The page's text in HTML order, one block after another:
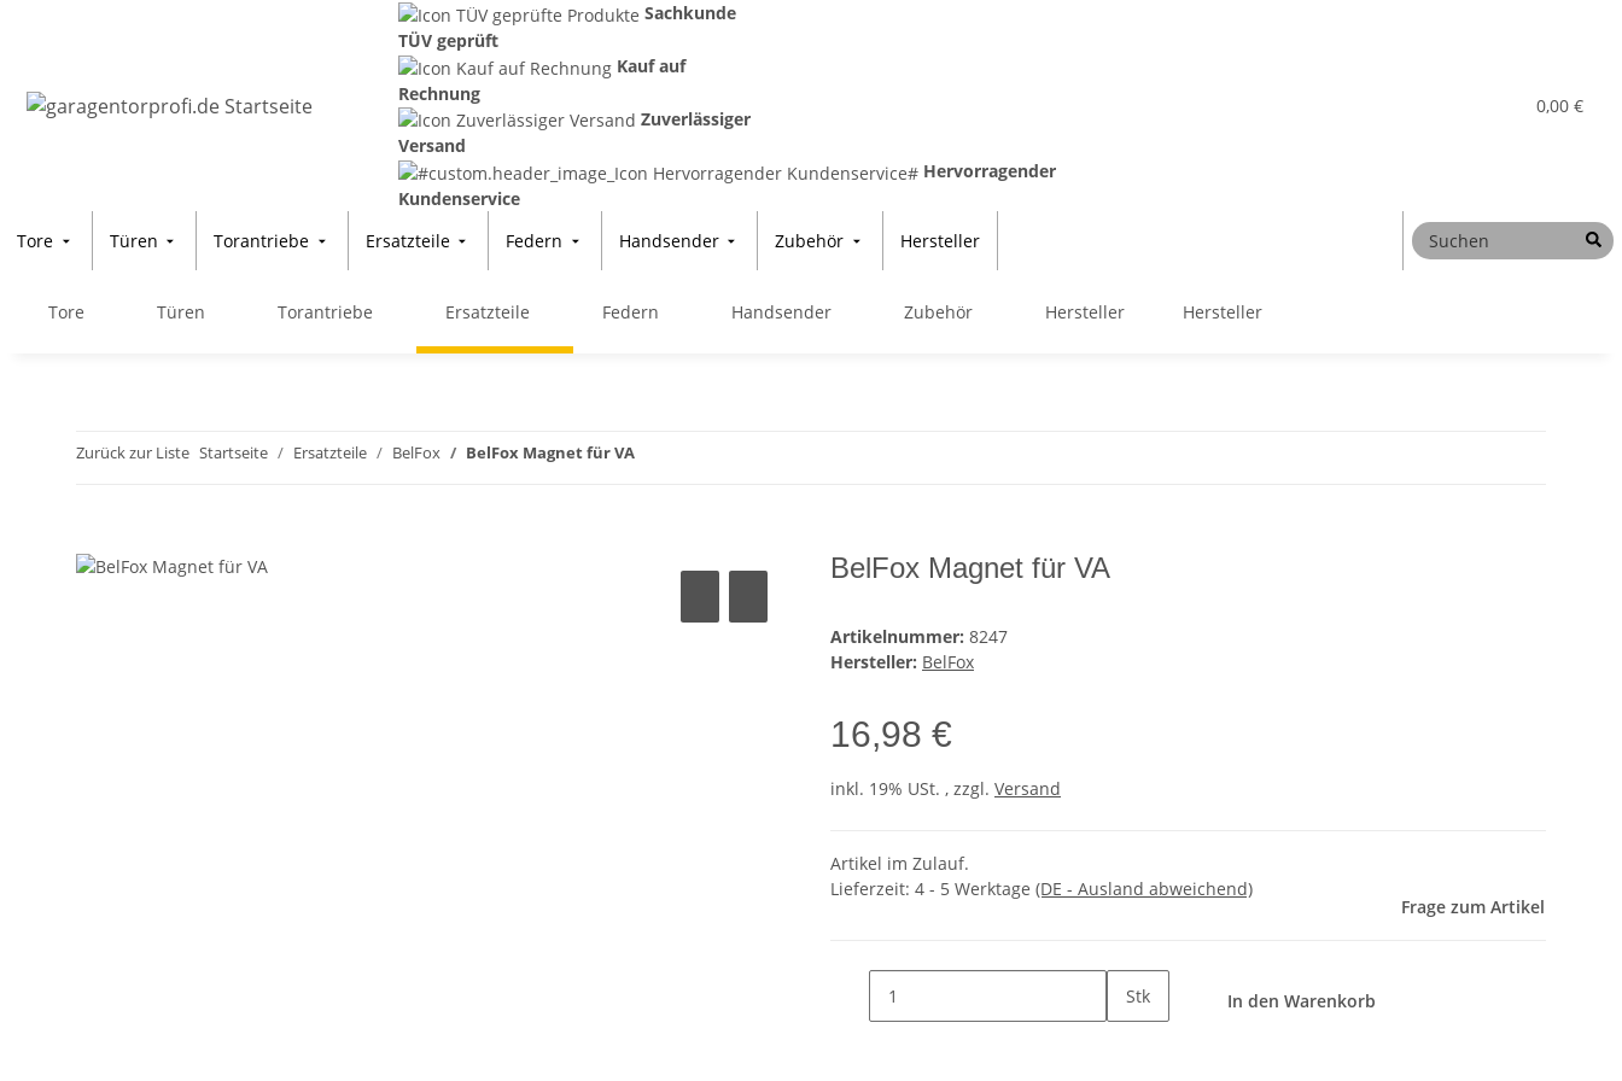
Sachkunde
TÜV geprüft
Kauf auf
Rechnung
Zuverlässiger
Versand
Hervorragender
Kundenservice
0,00 €
Tore Türen Torantriebe Ersatzteile Federn Handsender Zubehör Hersteller
Tore Türen Torantriebe Ersatzteile Federn Handsender Zubehör Hersteller Hersteller
Zurück zur Liste Startseite Ersatzteile BelFox BelFox Magnet für VA
BelFox Magnet für VA
Artikelnummer: 8247
Hersteller: BelFox
16,98 €
inkl. 19% USt. , zzgl. Versand
Artikel im Zulauf.
Lieferzeit: 4 - 5 Werktage (DE - Ausland abweichend)
Frage zum Artikel
Stk In den Warenkorb